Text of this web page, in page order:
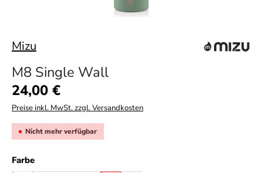
Mizu
M8 Single Wall
Regulärer Preis:
24,00 €
Preise inkl. MwSt. zzgl. Versandkosten
Nicht mehr verfügbar
Farbeauswählen